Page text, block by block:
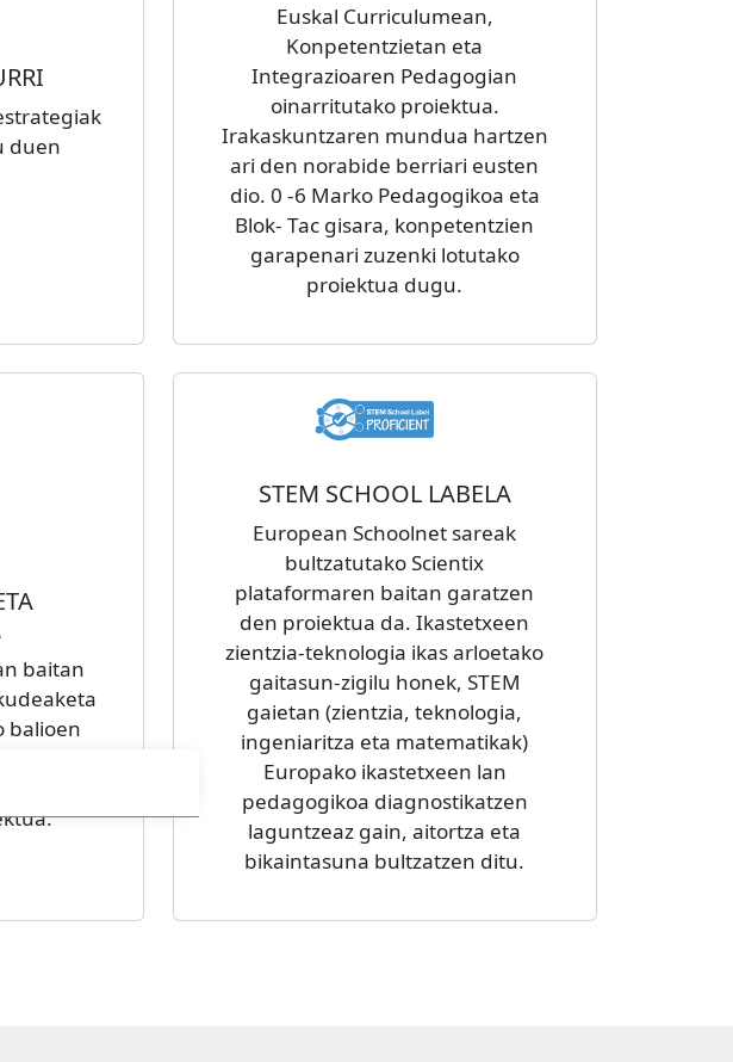
duen
Euskal Curriculumean,
Konpetentzietan eta
Integrazioaren Pedagogian
oinarritutako proiektua.
Irakaskuntzaren mundua hartzen
ari den norabide berriari eusten
dio. 0 -6 Marko Pedagogikoa eta
Blok- Tac gisara, konpetentzien
garapenari zuzenki lotutako
proiektua dugu.
baitan
balioen
bizitzen
Irudia
STEM SCHOOL LABELA
European Schoolnet sareak
bultzatutako Scientix
plataformaren baitan garatzen
den proiektua da. Ikastetxeen
zientzia-teknologia ikas arloetako
gaitasun-zigilu honek, STEM
gaietan (zientzia, teknologia,
ingeniaritza eta matematikak)
Europako ikastetxeen lan
pedagogikoa diagnostikatzen
laguntzeaz gain, aitortza eta
bikaintasuna bultzatzen ditu.